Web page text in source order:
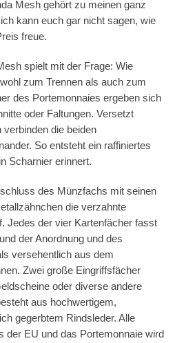
Mesh gehört zu meinen ganz
kann euch gar nicht sagen, wie
freue.
spielt mit der Frage: Wie
zum Trennen als auch zum
des Portemonnaies ergeben sich
oder Faltungen. Versetzt
verbinden die beiden
So entsteht ein raffiniertes
Scharnier erinnert.
des Münzfachs mit seinen
die verzahnte
Jedes der vier Kartenfächer fasst
der Anordnung und des
versehentlich aus dem
Zwei große Eingriffsfächer
oder diverse andere
aus hochwertigem,
gegerbtem Rindsleder. Alle
der EU und das Portemonnaie wird